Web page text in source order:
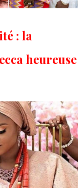
: la
heureuse